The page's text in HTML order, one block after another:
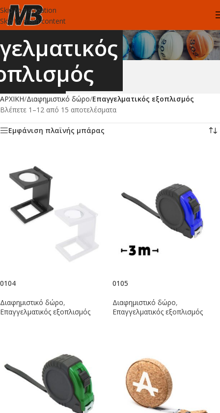
Skip to navigation
Skip to main content
ΑΡΧΙΚΗ/Διαφημιστικό δώρο/Επαγγελματικός εξοπλισμός
Βλέπετε 1–12 από 15 αποτελέσματα
Εμφάνιση πλαϊνής μπάρας
0104
Διαφημιστικό δώρο,
Επαγγελματικός εξοπλισμός
0105
Διαφημιστικό δώρο,
Επαγγελματικός εξοπλισμός